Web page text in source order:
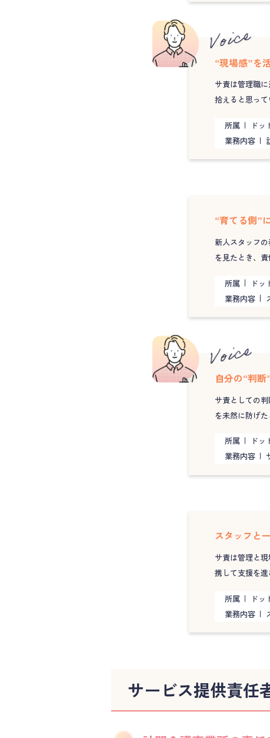
“現場感”を
サ責は管理職
拾えると思っ
所属 ドッ
業務内容
“育てる側”
新人スタッフ
を見たとき、
所属 ドッ
業務内容
自分の“判
サ責としての
を未然に防げ
所属 ドッ
業務内容
スタッフと
サ責は管理と
携して支援を
所属 ドッ
業務内容
サービス提供責任